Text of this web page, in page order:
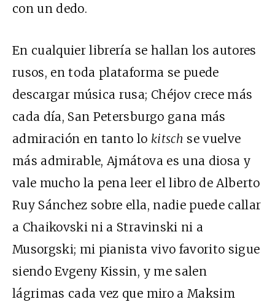
con un dedo.
En cualquier librería se hallan los autores
rusos, en toda plataforma se puede
descargar música rusa; Chéjov crece más
cada día, San Petersburgo gana más
admiración en tanto lo kitsch se vuelve
más admirable, Ajmátova es una diosa y
vale mucho la pena leer el libro de Alberto
Ruy Sánchez sobre ella, nadie puede callar
a Chaikovski ni a Stravinski ni a
Musorgski; mi pianista vivo favorito sigue
siendo Evgeny Kissin, y me salen
lágrimas cada vez que miro a Maksim